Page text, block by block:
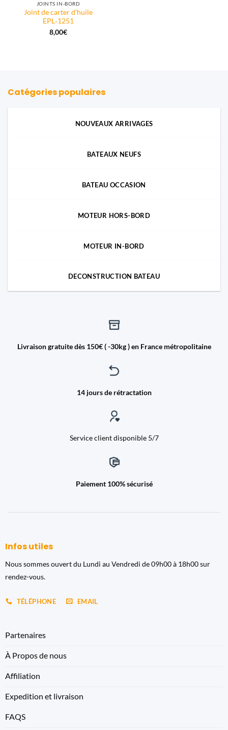
JOINTS IN-BORD
Joint de carter d’huile
EPL‑1251
8,00€
Catégories populaires
NOUVEAUX ARRIVAGES
BATEAUX NEUFS
BATEAU OCCASION
MOTEUR HORS-BORD
MOTEUR IN-BORD
DECONSTRUCTION BATEAU
Livraison gratuite dès 150€ ( -30kg ) en France métropolitaine
14 jours de rétractation
Service client disponible 5/7
Paiement 100% sécurisé
Infos utiles
Nous sommes ouvert du Lundi au Vendredi de 09h00 à 18h00 sur
rendez-vous.
TÉLÉPHONE EMAIL
Partenaires
À Propos de nous
Affiliation
Expedition et livraison
FAQS